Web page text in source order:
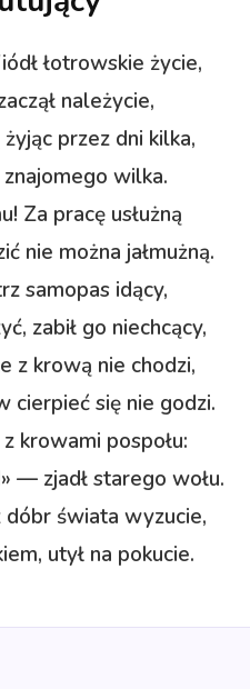
łotrowskie życie,
należycie,
żyjąc przez dni kilka,
wilka.
Za pracę usłużną
nie można jałmużną.
samopas idący,
zabił go niechcący,
z krową nie chodzi,
cierpieć się nie godzi.
krowami pospołu:
— zjadł starego wołu.
dóbr świata wyzucie,
utył na pokucie.